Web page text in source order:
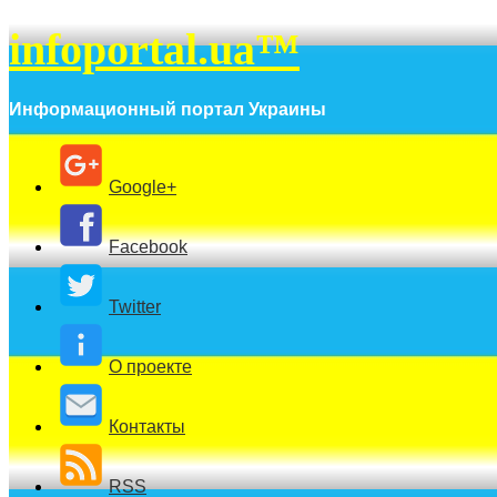
infoportal.ua™
Информационный портал Украины
Google+
Facebook
Twitter
О проекте
Контакты
RSS